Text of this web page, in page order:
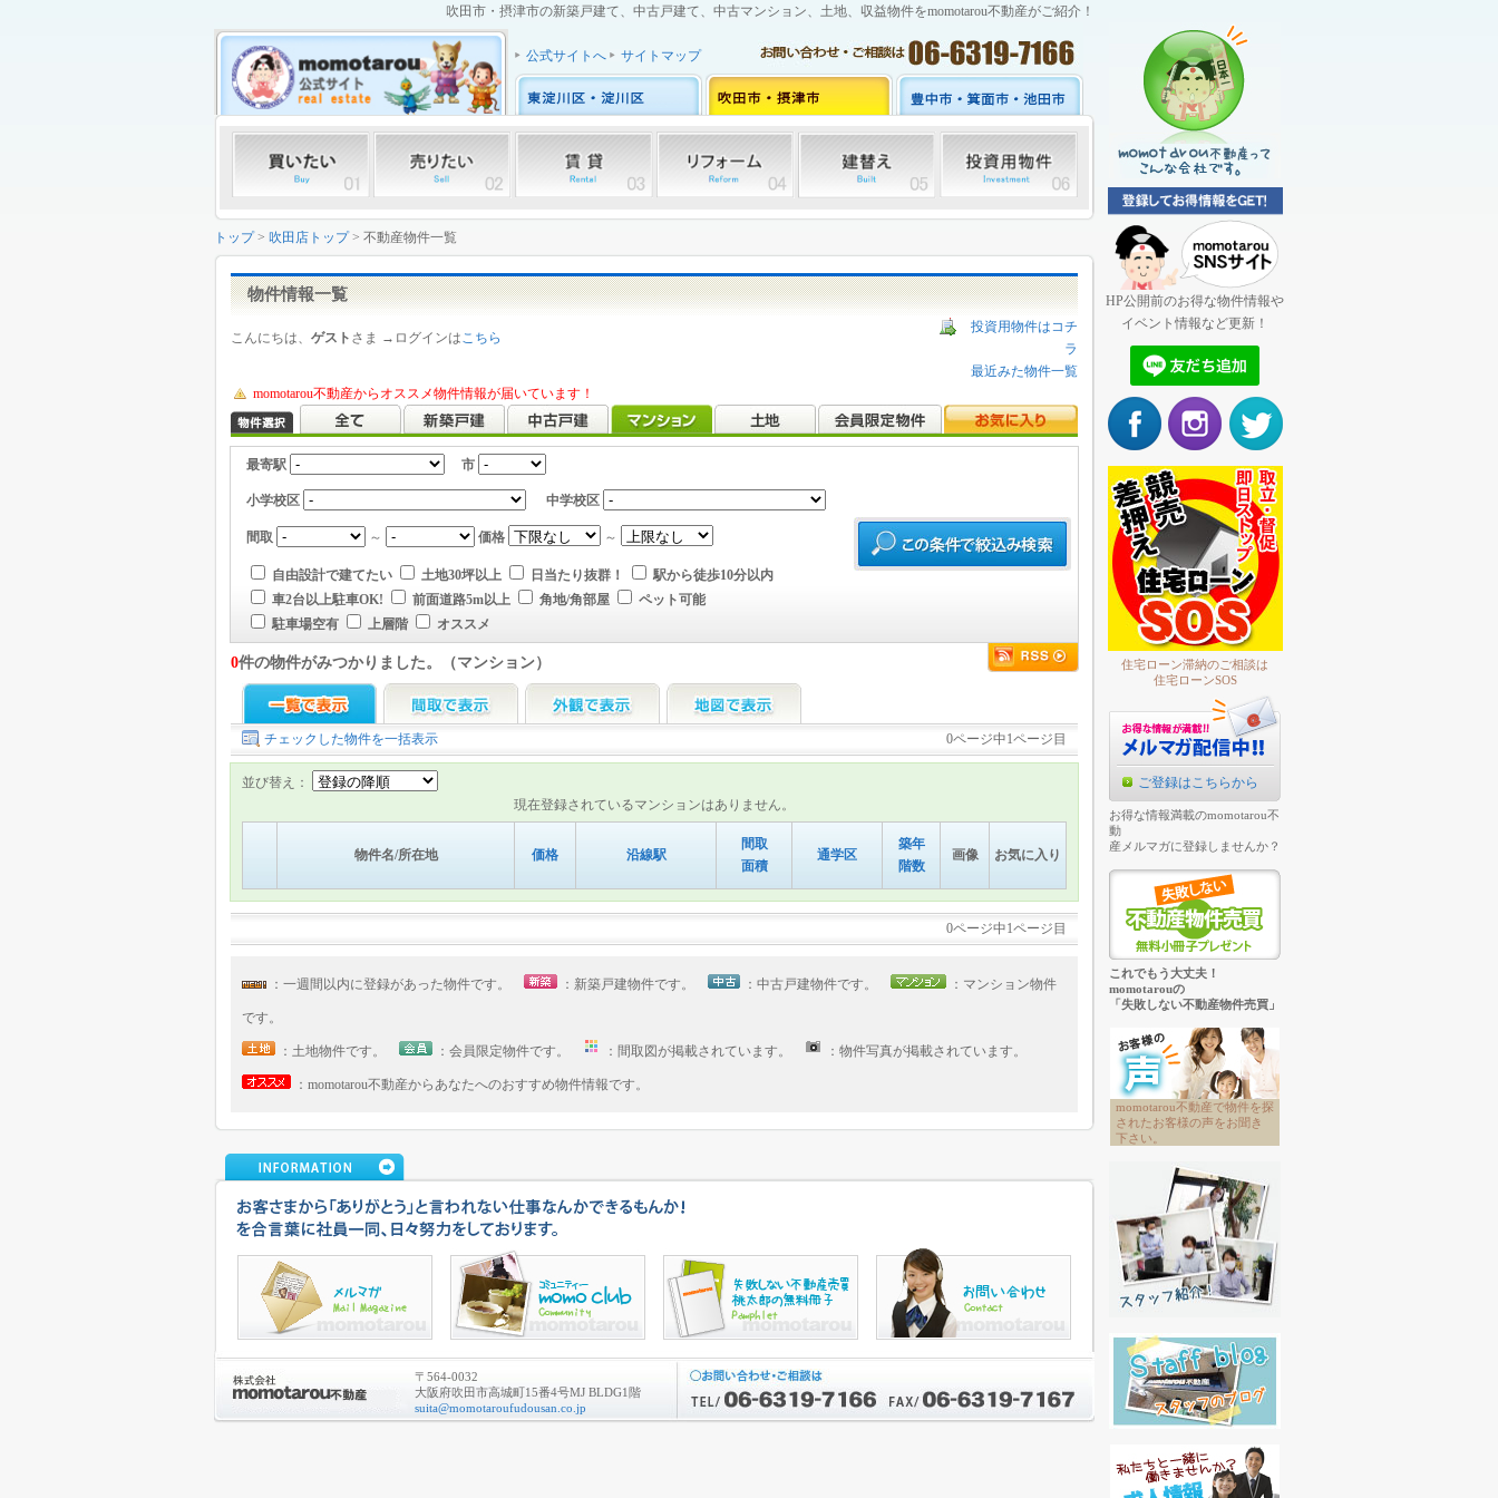
吹田市・摂津市の新築戸建て、中古戸建て、中古マンション、土地、収益物件をmomotarou不動産がご紹介！
公式サイトへ サイトマップ
トップ> 吹田店トップ> 不動産物件一覧
物件情報一覧
こんにちは、 ゲスト さま →ログインはこちら
投資用物件はコチ
ラ
最近みた物件一覧
momotarou不動産からオススメ物件情報が届いています！
最寄駅 市
小学校区 中学校区
間取 ～ 価格 ～
自由設計で建てたい 土地30坪以上 日当たり抜群！
駅から徒歩10分以内
車2台以上駐車OK!
前面道路5m以上 角地/角部屋
ペット可能
駐車場空有
上層階 オススメ
0件の物件がみつかりました。（マンション）
チェックした物件を一括表示 0ページ中1ページ目
並び替え：
現在登録されているマンションはありません。
物件名/所在地 価格 沿線駅
間取
面積
通学区
築年
階数
画像 お気に入り
0ページ中1ページ目
：一週間以内に登録があった物件です。 ：新築戸建物件です。 ：中古戸建物件です。 ：マンション物件
です。
：土地物件です。 ：会員限定物件です。 ：間取図が掲載されています。 ：物件写真が掲載されています。
：momotarou不動産からあなたへのおすすめ物件情報です。
〒564-0032
大阪府吹田市高城町15番4号MJ BLDG1階
suita@momotaroufudousan.co.jp
HP公開前のお得な物件情報や
イベント情報など更新！
住宅ローン滞納のご相談は
住宅ローンSOS
ご登録はこちらから
お得な情報満載のmomotarou不
動
産メルマガに登録しませんか？
これでもう大丈夫！
momotarouの
「失敗しない不動産物件売買」
momotarou不動産で物件を探
されたお客様の声をお聞き
下さい。